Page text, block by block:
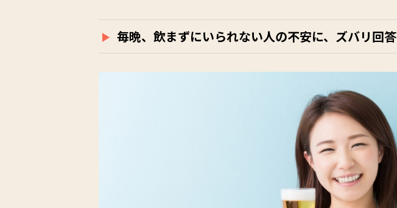
毎晩、飲まずにいられない人の不安に、ズバリ回答